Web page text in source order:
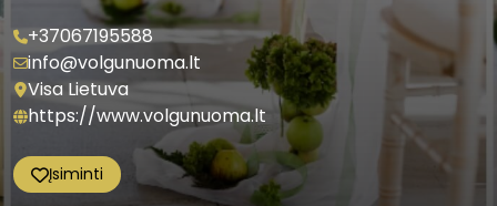
+37067195588
info@volgunuoma.lt
Visa Lietuva
https://www.volgunuoma.lt
Įsiminti